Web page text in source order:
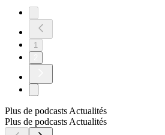
1
Plus de podcasts Actualités
Plus de podcasts Actualités